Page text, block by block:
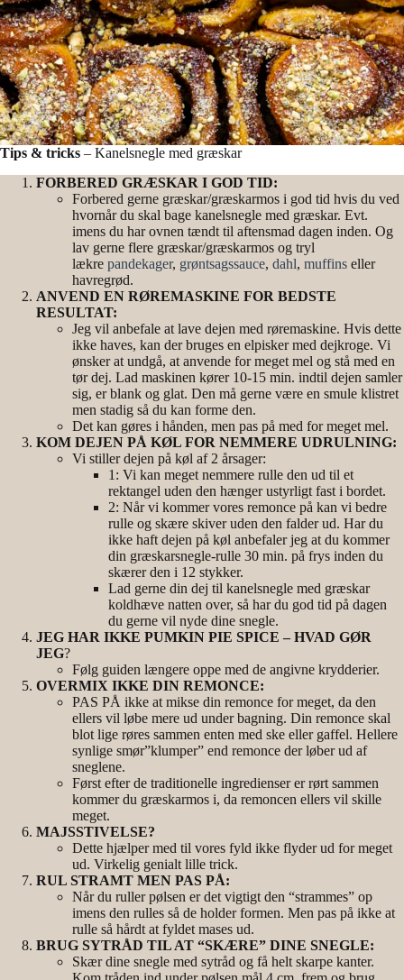
Tips & tricks – Kanelsnegle med græskar
FORBERED GRÆSKAR I GOD TID:
Forbered gerne græskar/græskarmos i god tid hvis du ved
hvornår du skal bage kanelsnegle med græskar. Evt.
imens du har ovnen tændt til aftensmad dagen inden. Og
lav gerne flere græskar/græskarmos og tryl
lækre pandekager, grøntsagssauce, dahl, muffins eller
havregrød.
ANVEND EN RØREMASKINE FOR BEDSTE
RESULTAT:
Jeg vil anbefale at lave dejen med røremaskine. Hvis dette
ikke haves, kan der bruges en elpisker med dejkroge. Vi
ønsker at undgå, at anvende for meget mel og stå med en
tør dej. Lad maskinen kører 10-15 min. indtil dejen samler
sig, er blank og glat. Den må gerne være en smule klistret
men stadig så du kan forme den.
Det kan gøres i hånden, men pas på med for meget mel.
KOM DEJEN PÅ KØL FOR NEMMERE UDRULNING:
Vi stiller dejen på køl af 2 årsager:
1: Vi kan meget nemmere rulle den ud til et
rektangel uden den hænger ustyrligt fast i bordet.
2: Når vi kommer vores remonce på kan vi bedre
rulle og skære skiver uden den falder ud. Har du
ikke haft dejen på køl anbefaler jeg at du kommer
din græskarsnegle-rulle 30 min. på frys inden du
skærer den i 12 stykker.
Lad gerne din dej til kanelsnegle med græskar
koldhæve natten over, så har du god tid på dagen
du gerne vil nyde dine snegle.
JEG HAR IKKE PUMKIN PIE SPICE – HVAD GØR
JEG?
Følg guiden længere oppe med de angivne krydderier.
OVERMIX IKKE DIN REMONCE:
PAS PÅ ikke at mikse din remonce for meget, da den
ellers vil løbe mere ud under bagning. Din remonce skal
blot lige røres sammen enten med ske eller gaffel. Hellere
synlige smør”klumper” end remonce der løber ud af
sneglene.
Først efter de traditionelle ingredienser er rørt sammen
kommer du græskarmos i, da remoncen ellers vil skille
meget.
MAJSSTIVELSE?
Dette hjælper med til vores fyld ikke flyder ud for meget
ud. Virkelig genialt lille trick.
RUL STRAMT MEN PAS PÅ:
Når du ruller pølsen er det vigtigt den “strammes” op
imens den rulles så de holder formen. Men pas på ikke at
rulle så hårdt at fyldet mases ud.
BRUG SYTRÅD TIL AT “SKÆRE” DINE SNEGLE:
Skær dine snegle med sytråd og få helt skarpe kanter.